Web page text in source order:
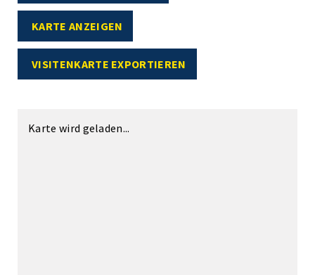
KARTE ANZEIGEN
VISITENKARTE EXPORTIEREN
Karte wird geladen...